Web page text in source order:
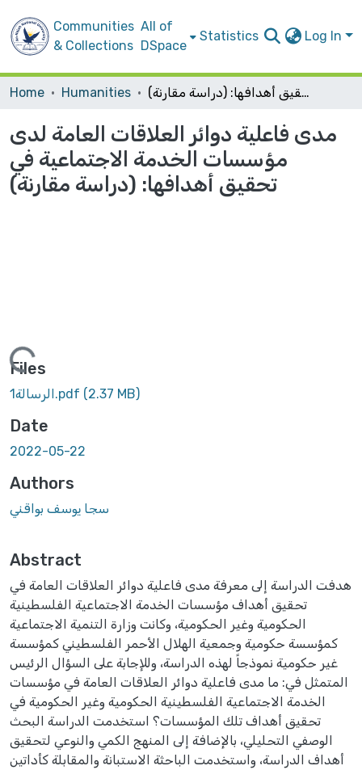
Communities
& Collections
All of
DSpace
Statistics Log In
Home Humanities مدى فاعلية دوائر العلاقات العامة لدى مؤسسات الخدمة الاجتماعية في تحقيق أهدافها: (دراسة مقارنة)
مدى فاعلية دوائر العلاقات العامة لدى
مؤسسات الخدمة الاجتماعية في
تحقيق أهدافها: (دراسة مقارنة)
Loading...
Files
الرسالة1.pdf (2.37 MB)
Date
2022-05-22
Authors
سجا يوسف بواقني
Abstract
هدفت الدراسة إلى معرفة مدى فاعلية دوائر العلاقات العامة في
تحقيق أهداف مؤسسات الخدمة الاجتماعية الفلسطينية
الحكومية وغير الحكومية، وكانت وزارة التنمية الاجتماعية
كمؤسسة حكومية وجمعية الهلال الأحمر الفلسطيني كمؤسسة
غير حكومية نموذجاً لهذه الدراسة، وللإجابة على السؤال الرئيس
المتمثل في: ما مدى فاعلية دوائر العلاقات العامة في مؤسسات
الخدمة الاجتماعية الفلسطينية الحكومية وغير الحكومية في
تحقيق أهداف تلك المؤسسات؟ استخدمت الدراسة البحث
الوصفي التحليلي، بالإضافة إلى المنهج الكمي والنوعي لتحقيق
أهداف الدراسة، واستخدمت الباحثة الاستبانة والمقابلة كأداتين